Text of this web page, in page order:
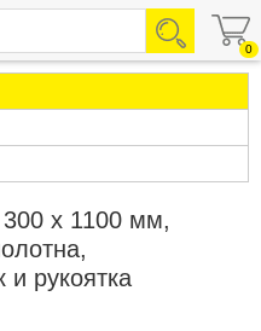
0
x 1100 мм,
рукоятка